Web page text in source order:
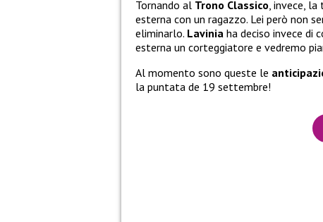
Tornando al Trono Classico, invece,
esterna con un ragazzo. Lei però non
eliminarlo. Lavinia ha deciso invece di
esterna un corteggiatore e vedremo
Al momento sono queste le
la puntata de 19 settembre!